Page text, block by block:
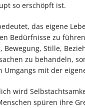
so erschöpft ist.
das eigene
Bedürfnisse zu
Bewegung, Stille,
zu behandeln,
Umgangs mit der
wird
spüren ihre